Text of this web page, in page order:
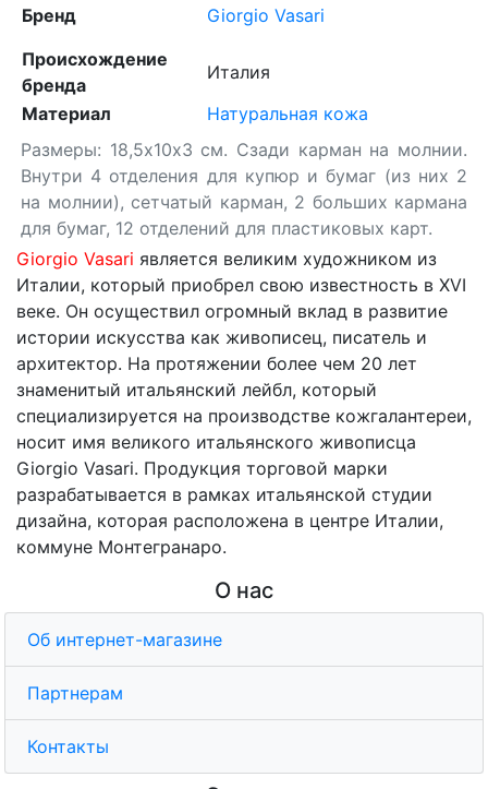
Бренд
Giorgio Vasari
Происхождение
бренда
Италия
Материал
Натуральная кожа
Размеры: 18,5х10х3 см. Сзади карман на молнии.
Внутри 4 отделения для купюр и бумаг (из них 2
на молнии), сетчатый карман, 2 больших кармана
для бумаг, 12 отделений для пластиковых карт.
Giorgio Vasari является великим художником из
Италии, который приобрел свою известность в XVI
веке. Он осуществил огромный вклад в развитие
истории искусства как живописец, писатель и
архитектор. На протяжении более чем 20 лет
знаменитый итальянский лейбл, который
специализируется на производстве кожгалантереи,
носит имя великого итальянского живописца
Giorgio Vasari. Продукция торговой марки
разрабатывается в рамках итальянской студии
дизайна, которая расположена в центре Италии,
коммуне Монтегранаро.
О нас
Об интернет-магазине
Партнерам
Контакты